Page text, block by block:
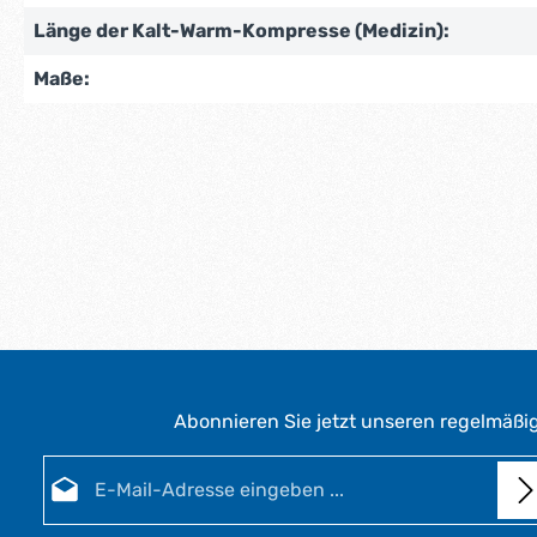
Länge der Kalt-Warm-Kompresse (Medizin):
Maße:
Abonnieren Sie jetzt unseren